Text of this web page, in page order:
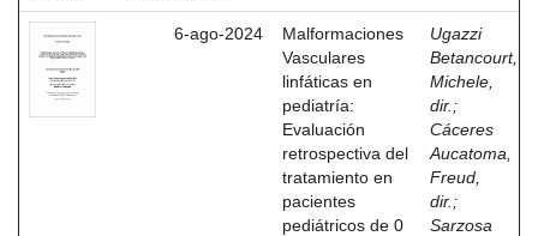
6-ago-2024
Malformaciones
Vasculares
linfáticas en
pediatría:
Evaluación
retrospectiva del
tratamiento en
pacientes
pediátricos de 0
Ugazzi
Betancourt,
Michele,
dir. ;
Cáceres
Aucatoma,
Freud,
dir. ;
Sarzosa